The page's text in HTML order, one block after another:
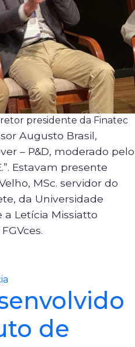
presidente da Finatec
Augusto Brasil,
– P&D, moderado pelo
Estavam presente
MSc. servidor do
da Universidade
a Letícia Missiatto
de